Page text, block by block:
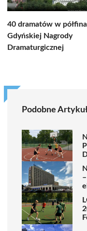
40 dramatów w
Gdyńskiej Nagrody
Dramaturgicznej
Podobne